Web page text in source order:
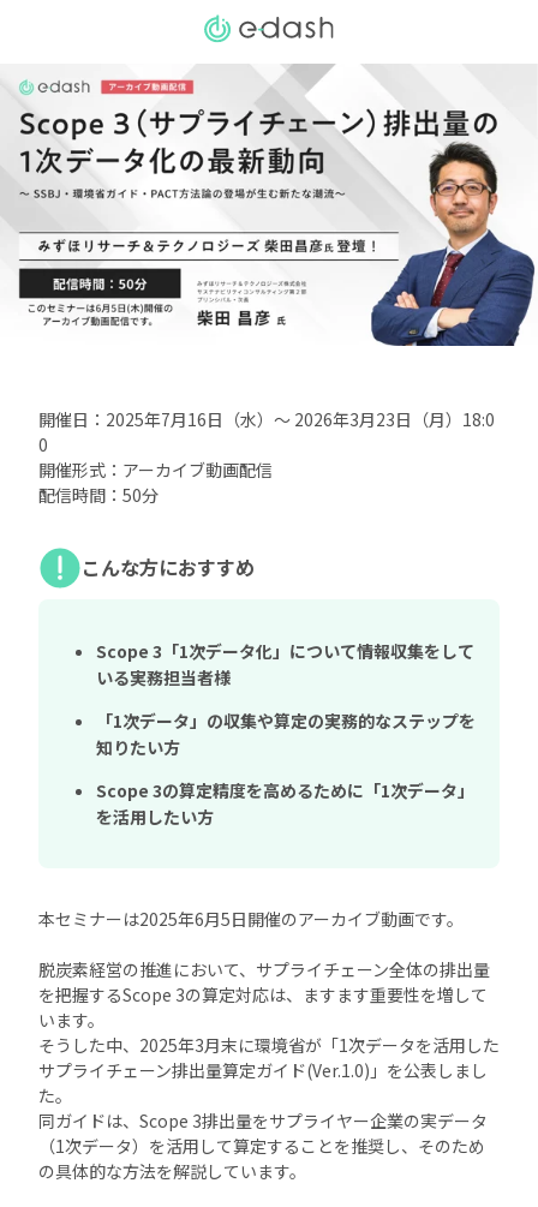
開催日：2025年7月16日（水）〜 2026年3月23日（月）18:0
0
開催形式：アーカイブ動画配信
配信時間：50分
こんな方におすすめ
Scope 3「1次データ化」について情報収集をして
いる実務担当者様
「1次データ」の収集や算定の実務的なステップを
知りたい方
Scope 3の算定精度を高めるために「1次データ」
を活用したい方
本セミナーは2025年6月5日開催のアーカイブ動画です。
脱炭素経営の推進において、サプライチェーン全体の排出量
を把握するScope 3の算定対応は、ますます重要性を増して
います。
そうした中、2025年3月末に環境省が「1次データを活用した
サプライチェーン排出量算定ガイド(Ver.1.0)」を公表しまし
た。
同ガイドは、Scope 3排出量をサプライヤー企業の実データ
（1次データ）を活用して算定することを推奨し、そのため
の具体的な方法を解説しています。